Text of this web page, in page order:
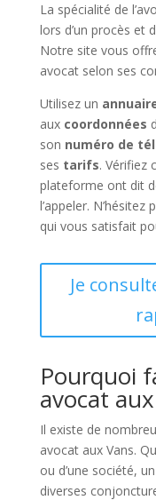
La spécialité de
lors d’un procès et
Notre site vous
avocat selon ses
Utilisez un
aux coordonnées
son numéro de
ses tarifs. Vérifiez
plateforme ont dit
l’appeler.
qui vous satisfait
Je
Pourquoi
avocat
Il existe de
avocat aux Vans.
ou d’une société,
diverses